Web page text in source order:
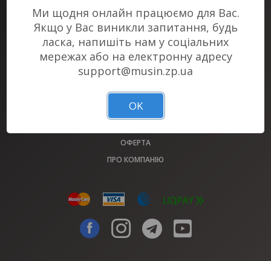
КВИТКОВИЙ СЕРВІС #1 В ЗАПОРІЖЖІ
КВИТКИ НА ВСІ ЗАХОДИ МІСТА У НАС!
АФІША
МАЙДАНЧИКИ
ОБМІН КВИТКІВ 2022 РОКУ
ВИРІШЕННЯ ПИТАНЬ (FAQ)
ОФЕРТА
ПРО КОМПАНІЮ
Ми щодня онлайн працюємо для Вас.
Якщо у Вас виникли запитання, будь
ласка, напишіть нам у соціальних
мережах або на електронну адресу
support@musin.zp.ua
OK